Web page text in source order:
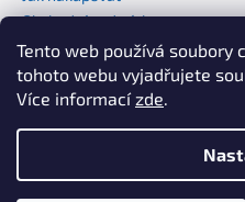
Tento web používá soubory
tohoto webu vyjadřujete
Více informacízde.
Obchodní podmínky
Podmínky ochrany osobních
Kam